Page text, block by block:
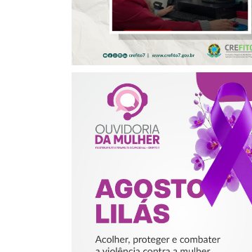
AGOSTO LILÁS –
ACOLHER,
PROTEGER E
COMBATER A
VIOLÊNCIA
CONTRA A
MULHER